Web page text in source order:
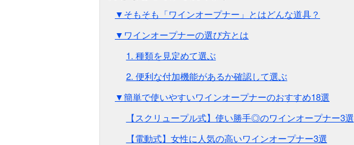
▼そもそも「ワインオープナー」とはどんな道具？
▼ワインオープナーの選び方とは
1. 種類を見定めて選ぶ
2. 便利な付加機能があるか確認して選ぶ
▼簡単で使いやすいワインオープナーのおすすめ18選
【スクリュープル式】使い勝手◎のワインオープナー3選
【電動式】女性に人気の高いワインオープナー3選